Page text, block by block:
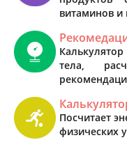
витаминов
тела,
Посчитает
физических